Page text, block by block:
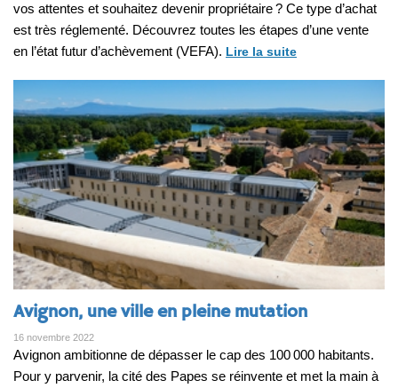
vos attentes et souhaitez devenir propriétaire ? Ce type d’achat
est très réglementé. Découvrez toutes les étapes d’une vente
en l’état futur d’achèvement (VEFA). Lire la suite
Avignon, une ville en pleine mutation
16 novembre 2022
Avignon ambitionne de dépasser le cap des 100 000 habitants.
Pour y parvenir, la cité des Papes se réinvente et met la main à